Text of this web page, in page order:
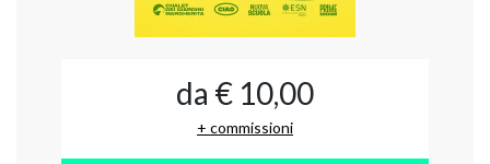
da € 10,00
+ commissioni